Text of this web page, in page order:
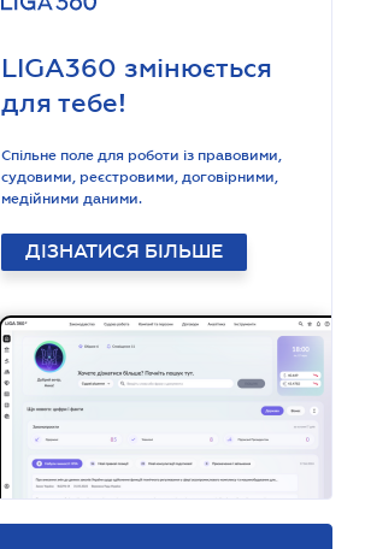
LIGA360 змінюється
для тебе!
Спільне поле для роботи із правовими,
судовими, реєстровими, договірними,
медійними даними.
ДІЗНАТИСЯ БІЛЬШЕ